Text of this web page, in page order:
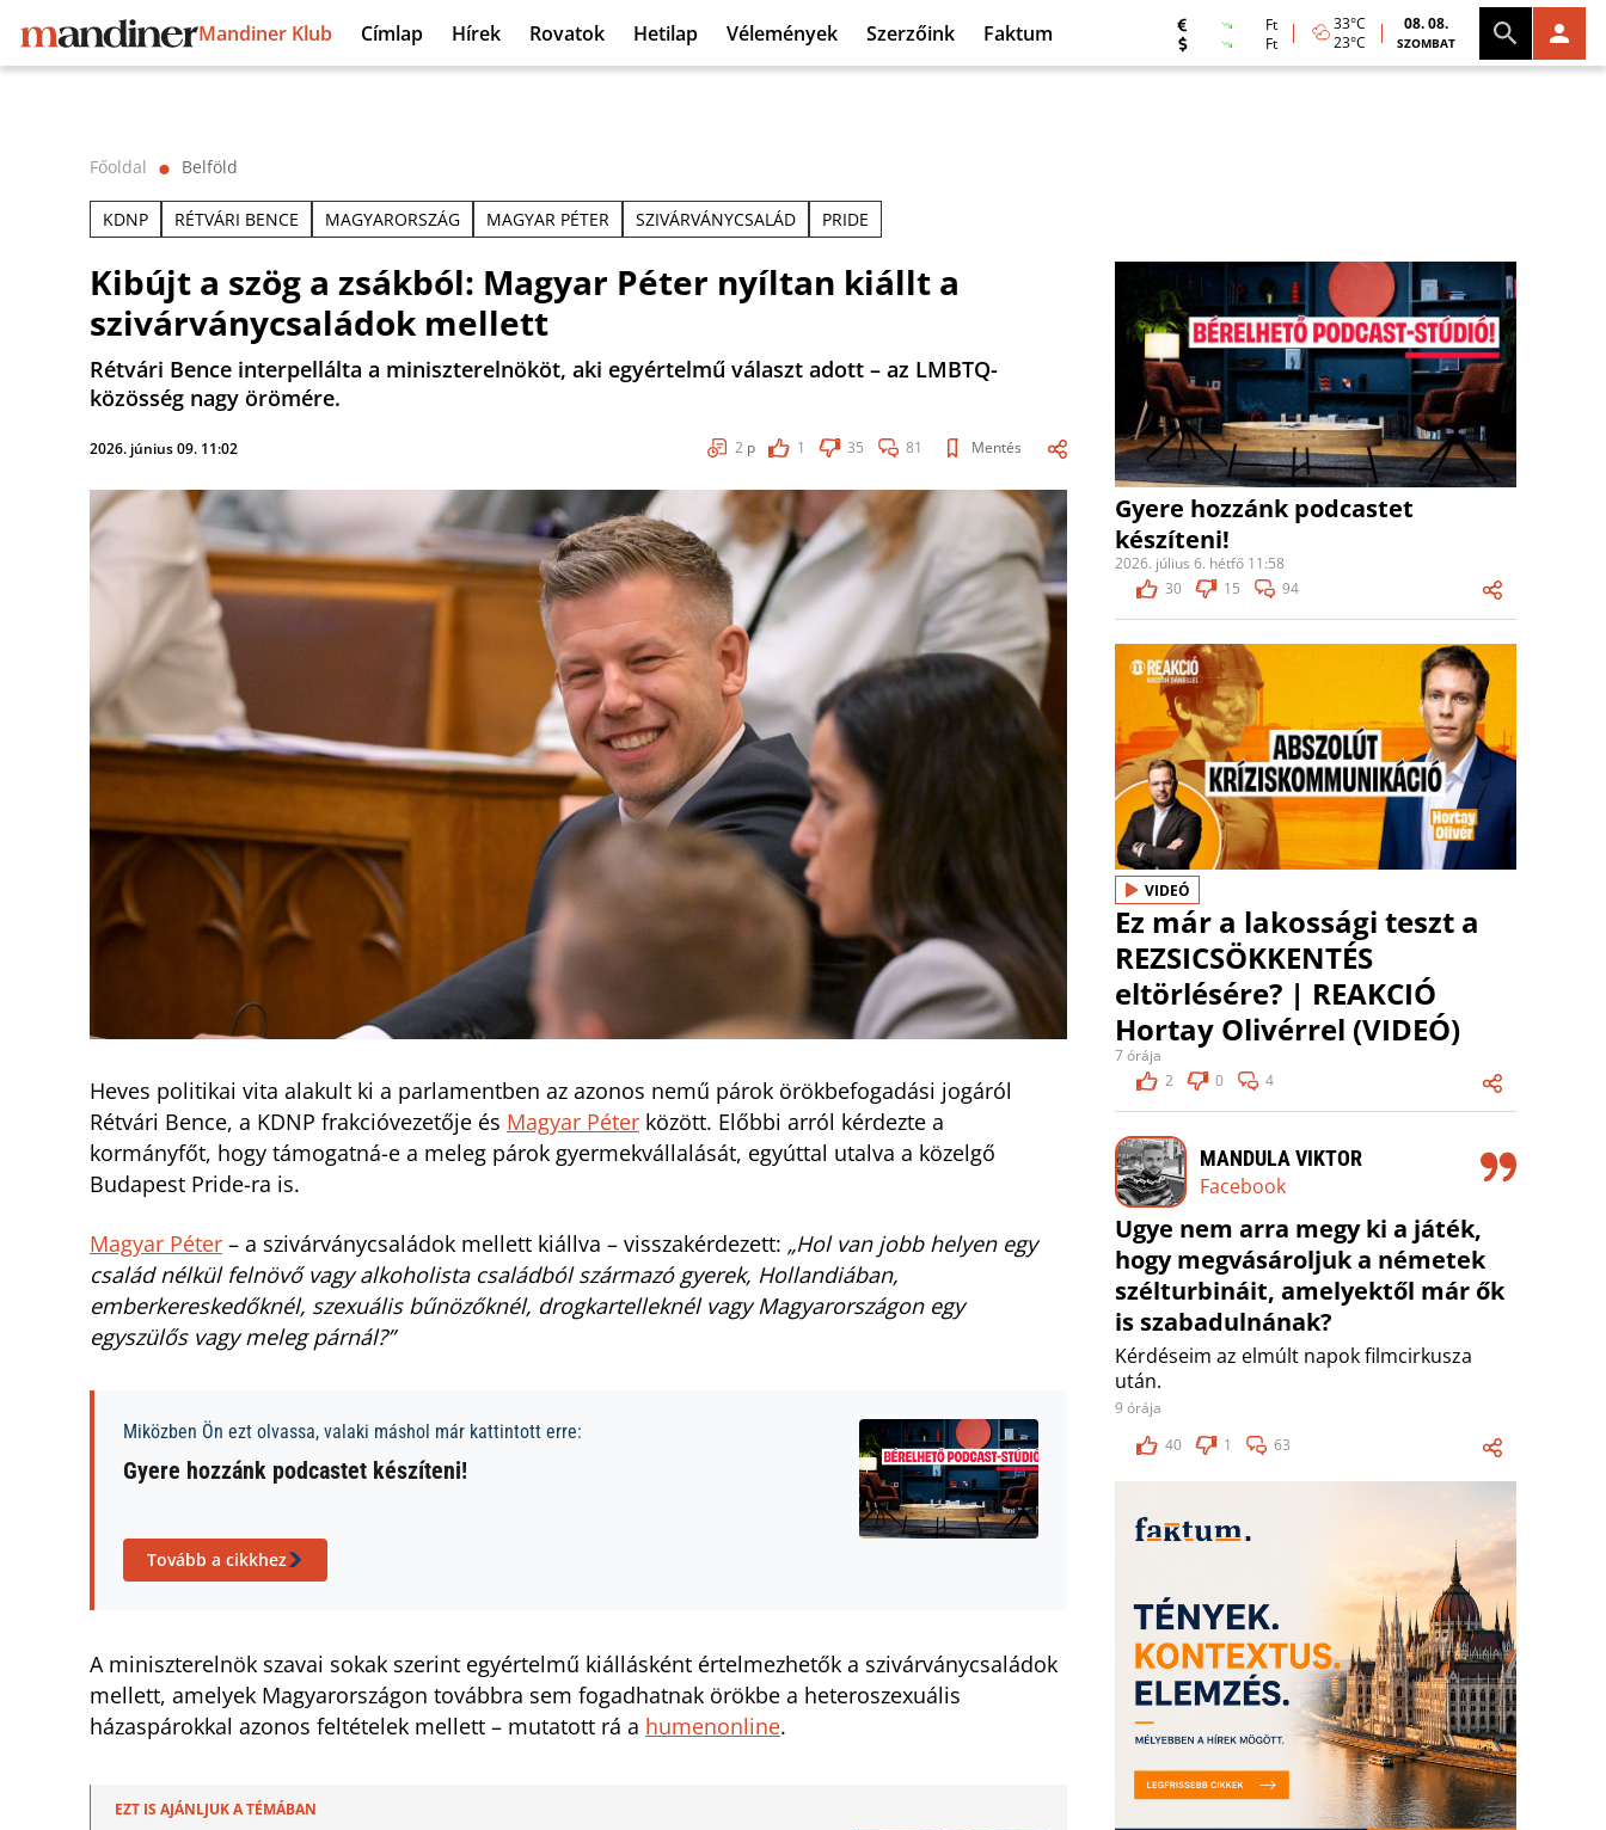
Mandiner Klub Címlap Hírek Rovatok Hetilap Vélemények Szerzőink Faktum
Ft
Ft
33°C
23°C
08. 08.
SZOMBAT
Főoldal ⬤ Belföld
KDNP RÉTVÁRI BENCE MAGYARORSZÁG MAGYAR PÉTER SZIVÁRVÁNYCSALÁD PRIDE
Kibújt a szög a zsákból: Magyar Péter nyíltan kiállt a
szivárványcsaládok mellett
Rétvári Bence interpellálta a miniszterelnököt, aki egyértelmű választ adott – az LMBTQ-
közösség nagy örömére.
2026. június 09. 11:02 2 p 1 35 81 Mentés
Heves politikai vita alakult ki a parlamentben az azonos nemű párok örökbefogadási jogáról
Rétvári Bence, a KDNP frakcióvezetője és Magyar Péter között. Előbbi arról kérdezte a
kormányfőt, hogy támogatná-e a meleg párok gyermekvállalását, egyúttal utalva a közelgő
Budapest Pride-ra is.
Magyar Péter – a szivárványcsaládok mellett kiállva – visszakérdezett: „Hol van jobb helyen egy
család nélkül felnövő vagy alkoholista családból származó gyerek, Hollandiában,
emberkereskedőknél, szexuális bűnözőknél, drogkartelleknél vagy Magyarországon egy
egyszülős vagy meleg párnál?”
Miközben Ön ezt olvassa, valaki máshol már kattintott erre:
Gyere hozzánk podcastet készíteni!
Tovább a cikkhez
A miniszterelnök szavai sokak szerint egyértelmű kiállásként értelmezhetők a szivárványcsaládok
mellett, amelyek Magyarországon továbbra sem fogadhatnak örökbe a heteroszexuális
házaspárokkal azonos feltételek mellett – mutatott rá a humenonline.
EZT IS AJÁNLJUK A TÉMÁBAN
Gyere hozzánk podcastet
készíteni!
2026. július 6. hétfő 11:58
30
15 94
VIDEÓ
Ez már a lakossági teszt a
REZSICSÖKKENTÉS
eltörlésére? | REAKCIÓ
Hortay Olivérrel (VIDEÓ)
7 órája
2
0 4
MANDULA VIKTOR
Facebook
Ugye nem arra megy ki a játék,
hogy megvásároljuk a németek
szélturbináit, amelyektől már ők
is szabadulnának?
Kérdéseim az elmúlt napok filmcirkusza
után.
9 órája
40
1 63